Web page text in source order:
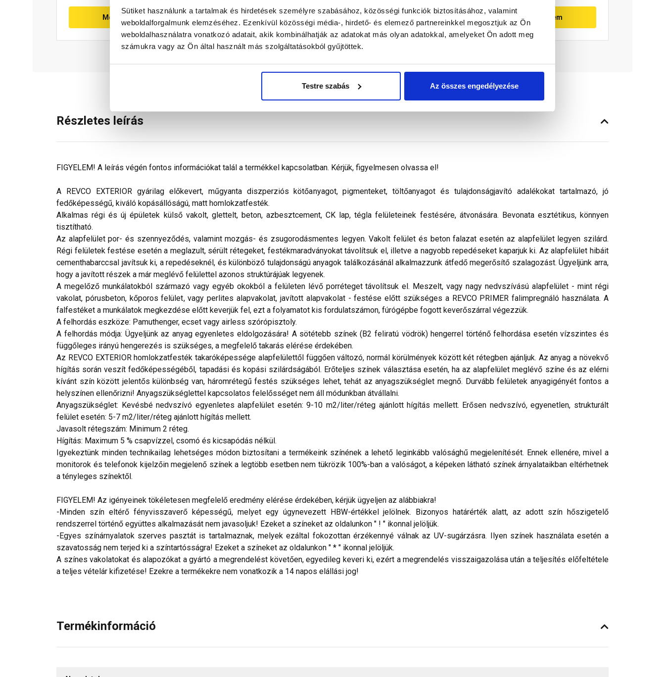
Sütiket használunk a tartalmak és hirdetések személyre szabásához, közösségi funkciók biztosításához, valamint
weboldalforgalmunk elemzéséhez. Ezenkívül közösségi média-, hirdető- és elemező partnereinkkel megosztjuk az Ön
weboldalhasználatra vonatkozó adatait, akik kombinálhatják az adatokat más olyan adatokkal, amelyeket Ön adott meg
számukra vagy az Ön által használt más szolgáltatásokból gyűjtöttek.
Testre szabás Az összes engedélyezése
Megnézem Megnézem Megnézem
Részletes leírás
FIGYELEM! A leírás végén fontos információkat talál a termékkel kapcsolatban. Kérjük, figyelmesen olvassa el!
A REVCO EXTERIOR gyárilag előkevert, műgyanta diszperziós kötőanyagot, pigmenteket, töltőanyagot és tulajdonságjavító adalékokat tartalmazó, jó
fedőképességű, kiváló kopásállóságú, matt homlokzatfesték.
Alkalmas régi és új épületek külső vakolt, glettelt, beton, azbesztcement, CK lap, tégla felületeinek festésére, átvonására. Bevonata esztétikus, könnyen
tisztítható.
Az alapfelület por- és szennyeződés, valamint mozgás- és zsugorodásmentes legyen. Vakolt felület és beton falazat esetén az alapfelület legyen szilárd.
Régi felületek festése esetén a meglazult, sérült rétegeket, festékmaradványokat távolítsuk el, illetve a nagyobb repedéseket kaparjuk ki. Az alapfelület hibáit
cementhabarccsal javítsuk ki, a repedéseknél, és különböző tulajdonságú anyagok találkozásánál alkalmazzunk átfedő megerősítő szalagozást. Ügyeljünk arra,
hogy a javított részek a már meglévő felülettel azonos struktúrájúak legyenek.
A megelőző munkálatokból származó vagy egyéb okokból a felületen lévő porréteget távolítsuk el. Meszelt, vagy nagy nedvszívású alapfelület - mint régi
vakolat, pórusbeton, kőporos felület, vagy perlites alapvakolat, javított alapvakolat - festése előtt szükséges a REVCO PRIMER falimpregnáló használata. A
falfestéket a munkálatok megkezdése előtt keverjük fel, ezt a folyamatot kis fordulatszámon, fúrógépbe fogott keverőszárral végezzük.
A felhordás eszköze: Pamuthenger, ecset vagy airless szórópisztoly.
A felhordás módja: Ügyeljünk az anyag egyenletes eldolgozására! A sötétebb színek (B2 feliratú vödrök) hengerrel történő felhordása esetén vízszintes és
függőleges irányú hengerezés is szükséges, a megfelelő takarás elérése érdekében.
Az REVCO EXTERIOR homlokzatfesték takaróképessége alapfelülettől függően változó, normál körülmények között két rétegben ajánljuk. Az anyag a növekvő
hígítás során veszít fedőképességéből, tapadási és kopási szilárdságából. Erőteljes színek választása esetén, ha az alapfelület meglévő színe és az elérni
kívánt szín között jelentős különbség van, háromrétegű festés szükséges lehet, tehát az anyagszükséglet megnő. Durvább felületek anyagigényét fontos a
helyszínen ellenőrizni! Anyagszükséglettel kapcsolatos felelősséget nem áll módunkban átvállalni.
Anyagszükséglet: Kevésbé nedvszívó egyenletes alapfelület esetén: 9-10 m2/liter/réteg ajánlott hígítás mellett. Erősen nedvszívó, egyenetlen, strukturált
felület esetén: 5-7 m2/liter/réteg ajánlott hígítás mellett.
Javasolt rétegszám: Minimum 2 réteg.
Hígítás: Maximum 5 % csapvízzel, csomó és kicsapódás nélkül.
Igyekeztünk minden technikailag lehetséges módon biztosítani a termékeink színének a lehető leginkább valósághű megjelenítését. Ennek ellenére, mivel a
monitorok és telefonok kijelzőin megjelenő színek a legtöbb esetben nem tükrözik 100%-ban a valóságot, a képeken látható színek árnyalataikban eltérhetnek
a tényleges színektől.
FIGYELEM! Az igényeinek tökéletesen megfelelő eredmény elérése érdekében, kérjük ügyeljen az alábbiakra!
-Minden szín eltérő fényvisszaverő képességű, melyet egy úgynevezett HBW-értékkel jelölnek. Bizonyos határérték alatt, az adott szín hőszigetelő
rendszerrel történő együttes alkalmazását nem javasoljuk! Ezeket a színeket az oldalunkon " ! " ikonnal jelöljük.
-Egyes színárnyalatok szerves pasztát is tartalmaznak, melyek ezáltal fokozottan érzékennyé válnak az UV-sugárzásra. Ilyen színek használata esetén a
szavatosság nem terjed ki a színtartósságra! Ezeket a színeket az oldalunkon " * " ikonnal jelöljük.
A színes vakolatokat és alapozókat a gyártó a megrendelést követően, egyedileg keveri ki, ezért a megrendelés visszaigazolása után a teljesítés előfeltétele
a teljes vételár kifizetése! Ezekre a termékekre nem vonatkozik a 14 napos elállási jog!
Termékinformáció